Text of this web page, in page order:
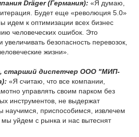
Dräger (Германия): «Я думаю,
Будет еще «революция 5.0»
идем к оптимизации всех бизнес
человеческих ошибок. Это
увеличивать безопасность перевозок,
жизни».
старший диспетчер ООО "МИП-
«Я считаю, что все компании,
управлять своим парком без
инструментов, не выдержат
научимся, приспособимся, извлечем
мы уйдем с рынка и нас вытеснят